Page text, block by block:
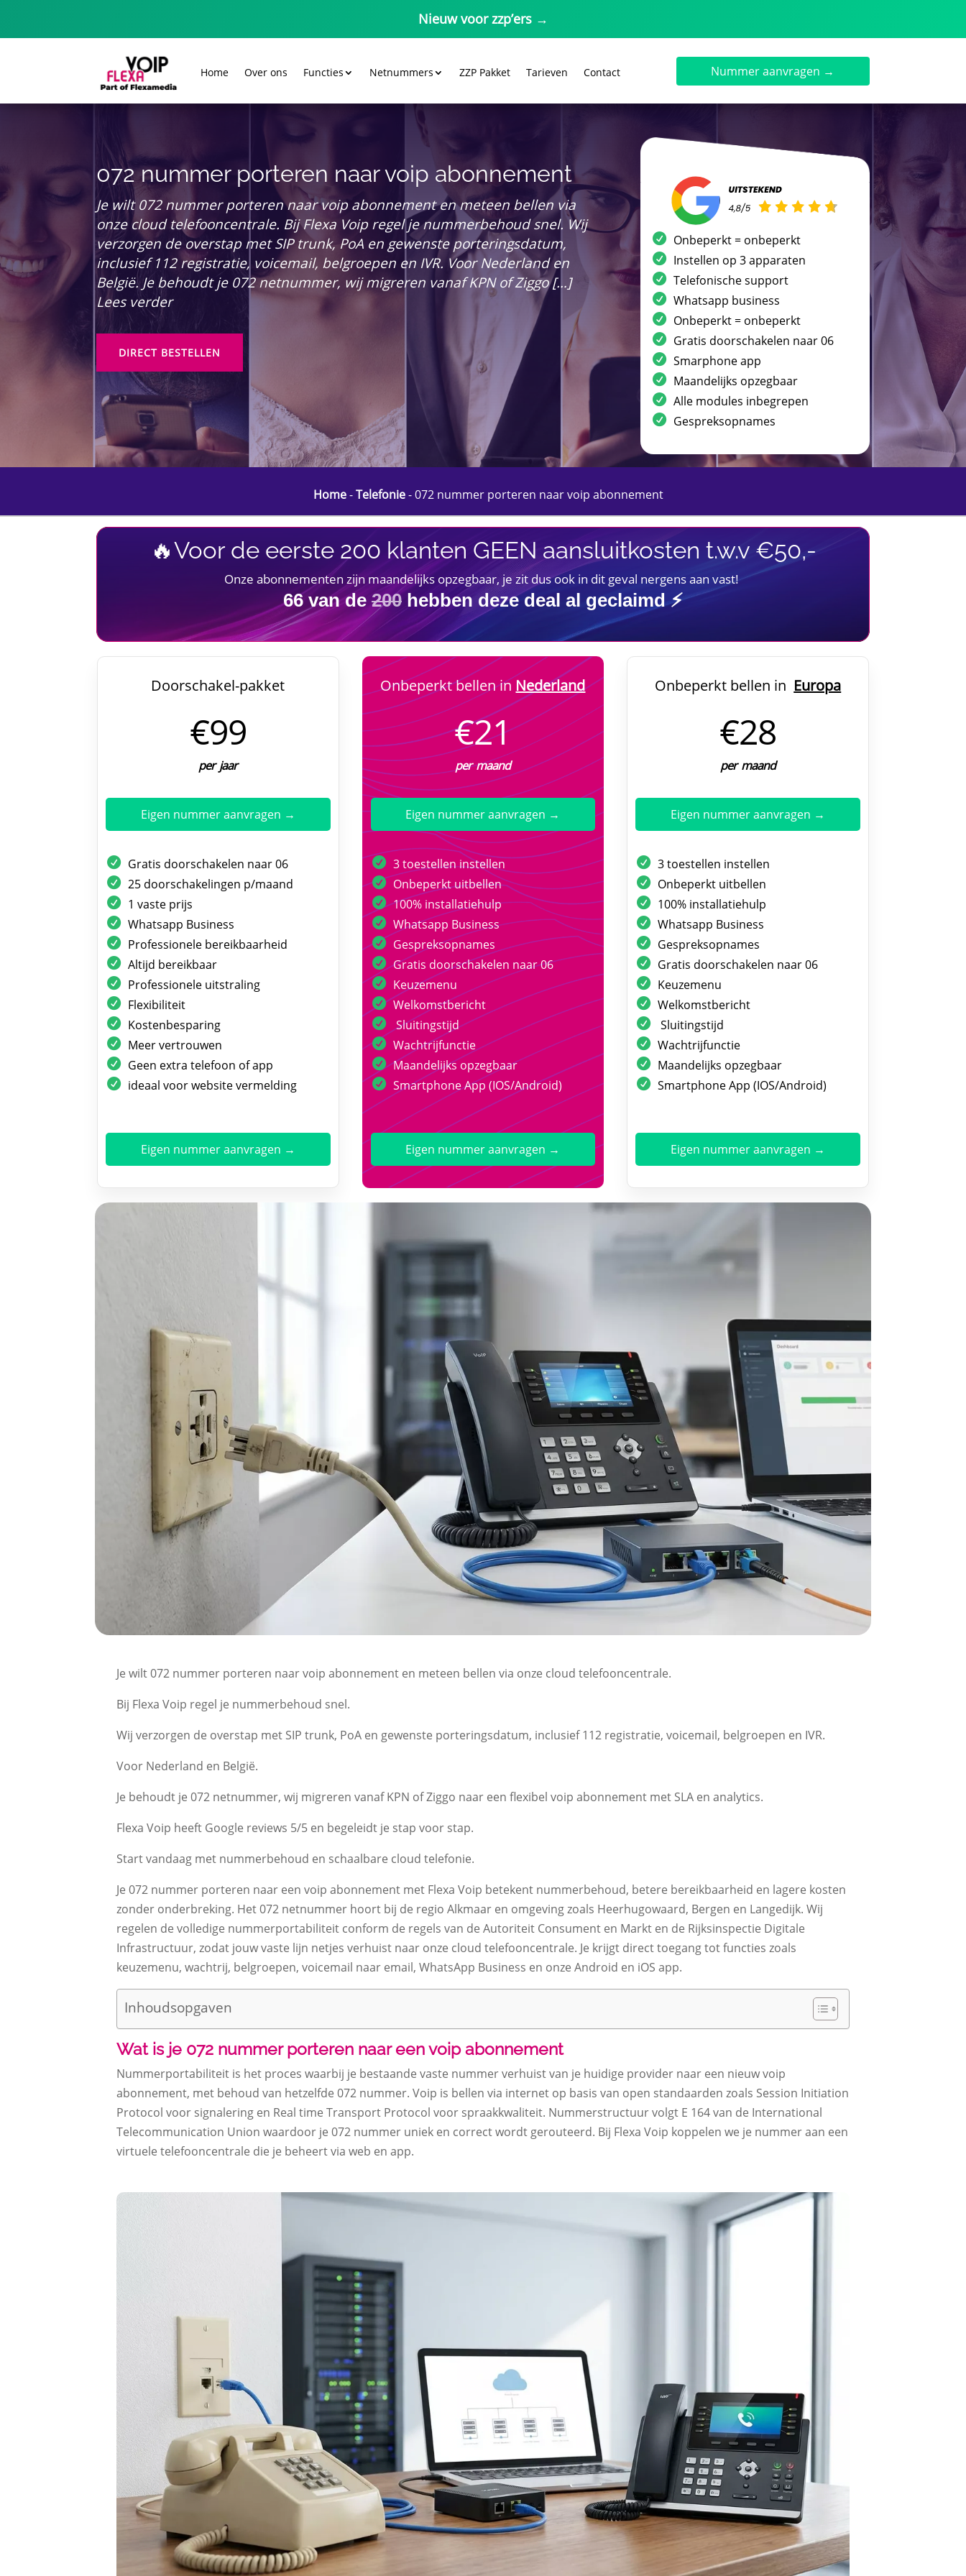
Nieuw voor zzp’ers →
Home Over ons Functies Netnummers ZZP Pakket Tarieven Contact Nummer aanvragen →
072 nummer porteren naar voip abonnement
Je wilt 072 nummer porteren naar voip abonnement en meteen bellen via
onze cloud telefooncentrale.​ Bij Flexa Voip regel je nummerbehoud snel.​ Wij
verzorgen de overstap met SIP trunk, PoA en gewenste porteringsdatum,
inclusief 112 registratie, voicemail, belgroepen en IVR.​ Voor Nederland en
België.​ Je behoudt je 072 netnummer, wij migreren vanaf KPN of Ziggo […]
Lees verder
DIRECT BESTELLEN
Onbeperkt = onbeperkt
Instellen op 3 apparaten
Telefonische support
Whatsapp business
Onbeperkt = onbeperkt
Gratis doorschakelen naar 06
Smarphone app
Maandelijks opzegbaar
Alle modules inbegrepen
Gespreksopnames
Home-Telefonie-072 nummer porteren naar voip abonnement
🔥Voor de eerste 200 klanten GEEN aansluitkosten t.w.v €50,-
Onze abonnementen zijn maandelijks opzegbaar, je zit dus ook in dit geval nergens aan vast!
66van de200 hebben deze deal al geclaimd ⚡
Doorschakel-pakket
€99
per jaar
Eigen nummer aanvragen →
Gratis doorschakelen naar 06
25 doorschakelingen p/maand
1 vaste prijs
Whatsapp Business
Professionele bereikbaarheid
Altijd bereikbaar
Professionele uitstraling
Flexibiliteit
Kostenbesparing
Meer vertrouwen
Geen extra telefoon of app
ideaal voor website vermelding
Eigen nummer aanvragen →
Onbeperkt bellen in Nederland
€21
per maand
Eigen nummer aanvragen →
3 toestellen instellen
Onbeperkt uitbellen
100% installatiehulp
Whatsapp Business
Gespreksopnames
Gratis doorschakelen naar 06
Keuzemenu
Welkomstbericht
Sluitingstijd
Wachtrijfunctie
Maandelijks opzegbaar
Smartphone App (IOS/Android)
Eigen nummer aanvragen →
Onbeperkt bellen in Europa
€28
per maand
Eigen nummer aanvragen →
3 toestellen instellen
Onbeperkt uitbellen
100% installatiehulp
Whatsapp Business
Gespreksopnames
Gratis doorschakelen naar 06
Keuzemenu
Welkomstbericht
Sluitingstijd
Wachtrijfunctie
Maandelijks opzegbaar
Smartphone App (IOS/Android)
Eigen nummer aanvragen →
Je wilt 072 nummer porteren naar voip abonnement en meteen bellen via onze cloud telefooncentrale.​
Bij Flexa Voip regel je nummerbehoud snel.​
Wij verzorgen de overstap met SIP trunk, PoA en gewenste porteringsdatum, inclusief 112 registratie, voicemail, belgroepen en IVR.​
Voor Nederland en België.​
Je behoudt je 072 netnummer, wij migreren vanaf KPN of Ziggo naar een flexibel voip abonnement met SLA en analytics.​
Flexa Voip heeft Google reviews 5/5 en begeleidt je stap voor stap.​
Start vandaag met nummerbehoud en schaalbare cloud telefonie.​
Je 072 nummer porteren naar een voip abonnement met Flexa Voip betekent nummerbehoud, betere bereikbaarheid en lagere kosten
zonder onderbreking.​ Het 072 netnummer hoort bij de regio Alkmaar en omgeving zoals Heerhugowaard, Bergen en Langedijk.​ Wij
regelen de volledige nummerportabiliteit conform de regels van de Autoriteit Consument en Markt en de Rijksinspectie Digitale
Infrastructuur, zodat jouw vaste lijn netjes verhuist naar onze cloud telefooncentrale.​ Je krijgt direct toegang tot functies zoals
keuzemenu, wachtrij, belgroepen, voicemail naar email, WhatsApp Business en onze Android en iOS app.​
Inhoudsopgaven
Wat is je 072 nummer porteren naar een voip abonnement
Nummerportabiliteit is het proces waarbij je bestaande vaste nummer verhuist van je huidige provider naar een nieuw voip
abonnement, met behoud van hetzelfde 072 nummer.​ Voip is bellen via internet op basis van open standaarden zoals Session Initiation
Protocol voor signalering en Real time Transport Protocol voor spraakkwaliteit.​ Nummerstructuur volgt E 164 van de International
Telecommunication Union waardoor je 072 nummer uniek en correct wordt gerouteerd.​ Bij Flexa Voip koppelen we je nummer aan een
virtuele telefooncentrale die je beheert via web en app.​